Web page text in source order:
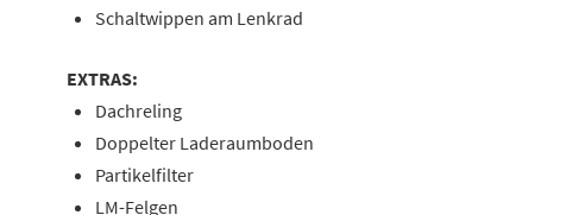
Schaltwippen am Lenkrad
EXTRAS:
Dachreling
Doppelter Laderaumboden
Partikelfilter
LM-Felgen